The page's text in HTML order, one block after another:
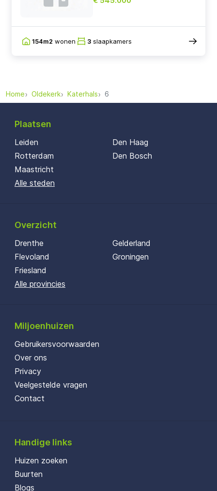
154m2 wonen 3 slaapkamers
Home Oldekerk Katerhals 6
Plaatsen
Leiden
Rotterdam
Maastricht
Den Haag
Den Bosch
Alle steden
Overzicht
Drenthe
Flevoland
Friesland
Gelderland
Groningen
Alle provincies
Miljoenhuizen
Gebruikersvoorwaarden
Over ons
Privacy
Veelgestelde vragen
Contact
Handige links
Huizen zoeken
Buurten
Blogs